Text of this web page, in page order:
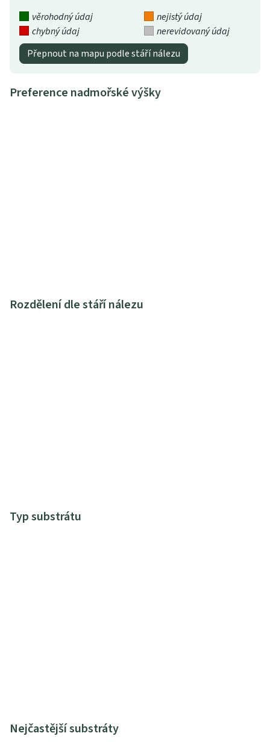
věrohodný údaj
nejistý údaj
chybný údaj
nerevidovaný údaj
Přepnout na mapu podle stáří nálezu
Preference nadmořské výšky
Rozdělení dle stáří nálezu
Typ substrátu
Nejčastější substráty